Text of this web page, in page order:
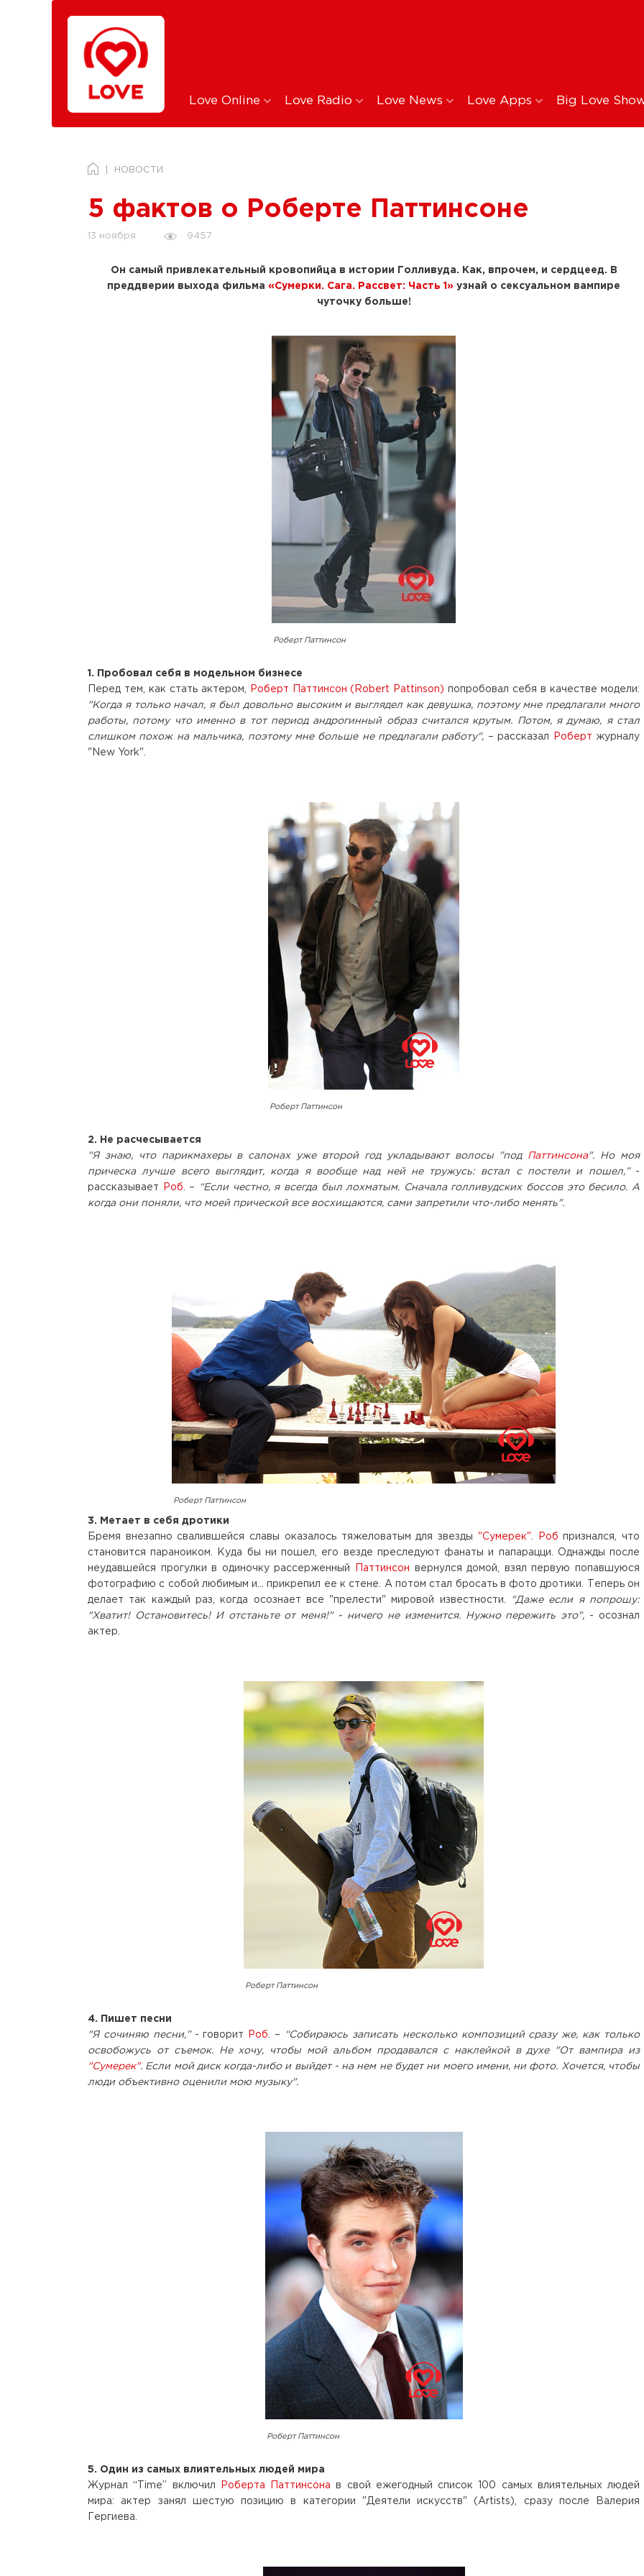
Love Online Love Radio Love News Love Apps Big Love
НОВОСТИ
5 фактов о Роберте Паттинсоне
13 ноября 9457
Он самый привлекательный кровопийца в истории Голливуда. Как, впрочем, и сердцеед. В
преддверии выхода фильма «Сумерки. Сага. Рассвет: Часть 1» узнай о сексуальном вампире
чуточку больше!
Роберт Паттинсон
1. Пробовал себя в модельном бизнесе
Перед тем, как стать актером,
Роберт Паттинсон (Robert Pattinson) попробовал себя в качестве модели:
"Когда я только начал, я был довольно высоким и выглядел как девушка, поэтому мне предлагали много
работы, потому что именно в тот период андрогинный образ считался крутым. Потом, я думаю, я стал
слишком похож на мальчика, поэтому мне больше не предлагали работу", – рассказал Роберт журналу
"New York".
Роберт Паттинсон
2. Не расчесывается
"Я знаю, что парикмахеры в салонах уже второй год укладывают волосы "под Паттинсона". Но моя
прическа лучше всего выглядит, когда я вообще над ней не тружусь: встал с постели и пошел,”-
рассказывает
Роб . –
“Если честно, я всегда был лохматым. Сначала голливудских боссов это бесило. А
когда они поняли, что моей прической все восхищаются, сами запретили что-либо менять".
Роберт Паттинсон
3. Метает в себя дротики
Бремя внезапно свалившейся славы оказалось тяжеловатым для звезды "Сумерек" Роб признался, что
становится параноиком. Куда бы ни пошел, его везде преследуют фанаты и папарацци. Однажды после
неудавшейся прогулки в одиночку рассерженный
Паттинсон вернулся домой, взял первую попавшуюся
фотографию с собой любимым и... прикрепил ее к стене. А потом стал бросать в фото дротики. Теперь он
делает так каждый раз, когда осознает все "прелести" мировой известности.
"Даже если я попрошу:
"Хватит! Остановитесь! И отстаньте от меня!" - ничего не изменится. Нужно пережить это", - осознал
актер.
Роберт Паттинсон
4. Пишет песни
"Я сочиняю песни,”- говорит Роб . –
“Собираюсь записать несколько композиций сразу же, как только
освобожусь от съемок. Не хочу, чтобы мой альбом продавался с наклейкой в духе "От вампира из
"Сумерек". Если мой диск когда-либо и выйдет - на нем не будет ни моего имени, ни фото. Хочется, чтобы
люди объективно оценили мою музыку".
Роберт Паттинсон
5. Один из самых влиятельных людей мира
Журнал “Time” включил Роберта Паттинсона в свой ежегодный список 100 самых влиятельных людей
мира: актер занял шестую позицию в категории "Деятели искусств" (Artists), сразу после Валерия
Гергиева.